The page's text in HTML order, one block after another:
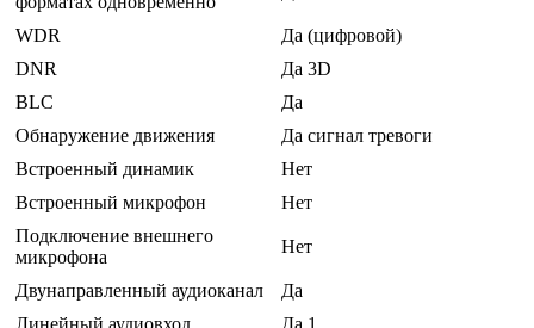
WDR
Да (цифровой)
DNR
Да 3D
BLC
Да
Обнаружение движения
Да сигнал тревоги
Встроенный динамик
Нет
Встроенный микрофон
Нет
Подключение внешнего
микрофона
Нет
Двунаправленный аудиоканал
Да